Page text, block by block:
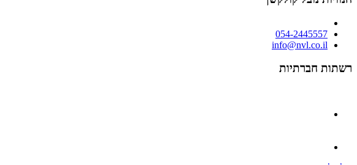
054-2445557
info@nvl.co.il
רשתות חברתיות